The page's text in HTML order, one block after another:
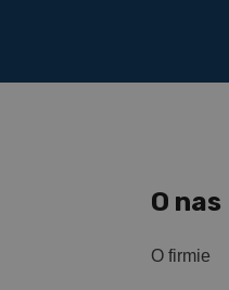
O nas
O firmie